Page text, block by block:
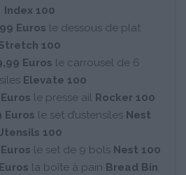
Index 100
Euros le dessous de plat
100
Euros le carrousel de 6
Elevate 100
le presse ail Rocker 100
Euros le set d’ustensiles Nest
100
le set de 9 bols Nest 100
la boîte à pain Bread Bin